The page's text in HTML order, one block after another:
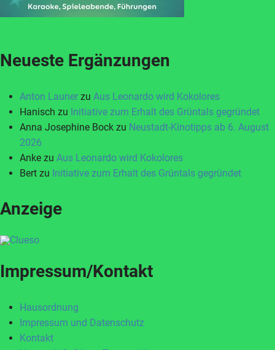
Neueste Ergänzungen
Anton Launer zu Aus Leonardo wird Kokolores
Hanisch zu Initiative zum Erhalt des Grüntals gegründet
Anna Josephine Bock zu Neustadt-Kinotipps ab 6. August
2026
Anke zu Aus Leonardo wird Kokolores
Bert zu Initiative zum Erhalt des Grüntals gegründet
Anzeige
Impressum/Kontakt
Hausordnung
Impressum und Datenschutz
Kontakt